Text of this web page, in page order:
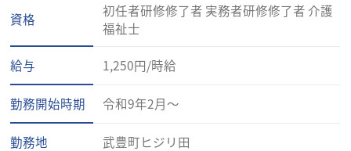
資格
初任者研修修了者 実務者研修修了者 介護
福祉士
給与 1,250円/時給
勤務開始時期 令和9年2月～
勤務地 武豊町ヒジリ田